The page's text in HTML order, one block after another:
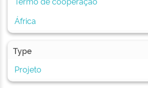
África
Type
Projeto